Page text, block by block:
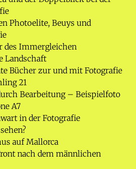
Photoelite, Beuys und
des Immergleichen
Landschaft
Bücher zur und mit Fotografie
21
Bearbeitung – Beispielfoto
A7
in der Fotografie
auf Mallorca
nach dem männlichen